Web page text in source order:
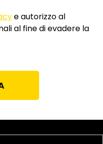
e autorizzo al
al fine di evadere la